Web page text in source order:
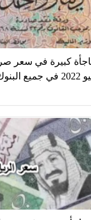
كبيرة في سعر
اليوم الإثنين 20 يونيو